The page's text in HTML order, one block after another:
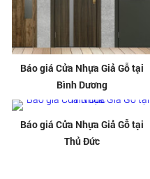
Báo giá Cửa Nhựa Giả Gỗ tại
Bình Dương
Báo giá Cửa Nhựa Giả Gỗ tại
Thủ Đức